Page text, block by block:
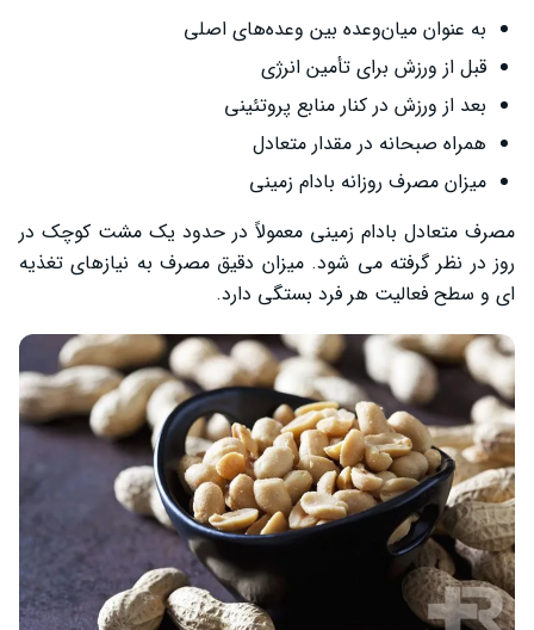
به عنوان میان‌وعده بین وعده‌های اصلی
قبل از ورزش برای تأمین انرژی
بعد از ورزش در کنار منابع پروتئینی
همراه صبحانه در مقدار متعادل
میزان مصرف روزانه بادام زمینی
مصرف متعادل بادام زمینی معمولاً در حدود یک مشت کوچک در
روز در نظر گرفته می ‌شود. میزان دقیق مصرف به نیازهای تغذیه
‌ای و سطح فعالیت هر فرد بستگی دارد.